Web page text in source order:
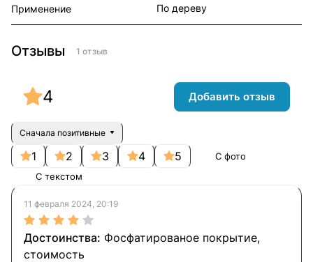
Применение По дереву
Отзывы 1 отзыв
Сначала позитивные
1 2 3 4 5
С фото
С текстом
11 февраля 2024, 20:19
Фосфатированое покрытие,
стоимость
4 Добавить отзыв